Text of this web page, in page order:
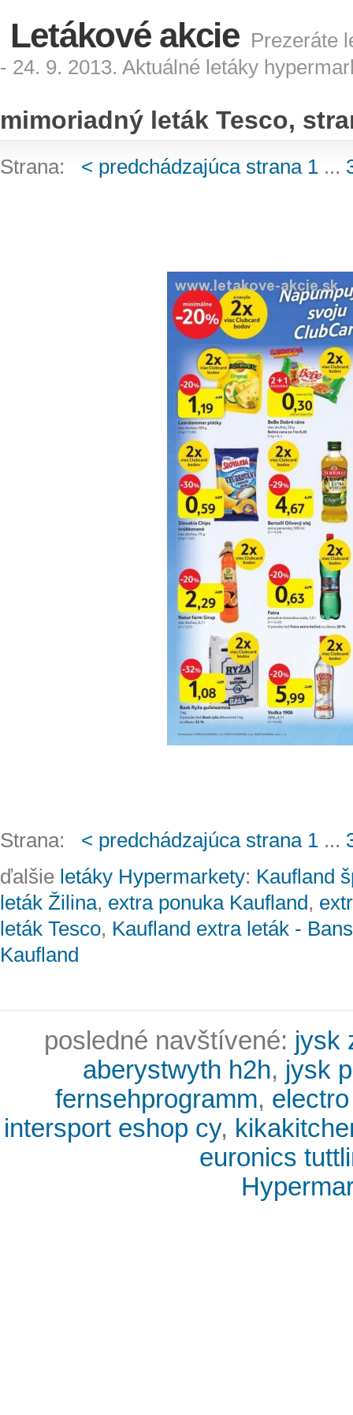
Letákové akcie Prezeráte
- 24. 9. 2013. Aktuálné letáky
mimoriadný leták Tesco,
Strana: < predchádzajúca strana 1 ...
Strana: < predchádzajúca strana 1 ...
ďalšie letáky Hypermarkety: Kaufland
leták Žilina, extra ponuka Kaufland,
leták Tesco, Kaufland extra leták -
Kaufland
posledné navštívené: jysk
aberystwyth h2h, jysk
fernsehprogramm,
intersport eshop cy,
euronics